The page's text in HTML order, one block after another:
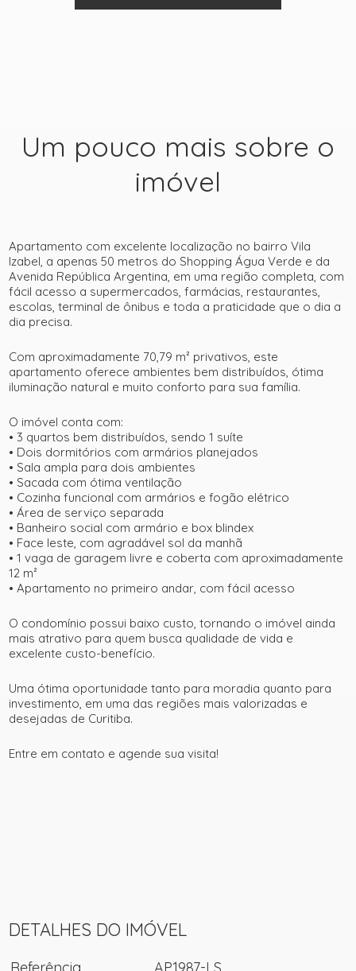
+ 24
ver mais fotos
Um pouco mais sobre o
imóvel
Apartamento com excelente localização no bairro Vila
Izabel, a apenas 50 metros do Shopping Água Verde e da
Avenida República Argentina, em uma região completa, com
fácil acesso a supermercados, farmácias, restaurantes,
escolas, terminal de ônibus e toda a praticidade que o dia a
dia precisa.
Com aproximadamente 70,79 m² privativos, este
apartamento oferece ambientes bem distribuídos, ótima
iluminação natural e muito conforto para sua família.
O imóvel conta com:
• 3 quartos bem distribuídos, sendo 1 suíte
• Dois dormitórios com armários planejados
• Sala ampla para dois ambientes
• Sacada com ótima ventilação
• Cozinha funcional com armários e fogão elétrico
• Área de serviço separada
• Banheiro social com armário e box blindex
• Face leste, com agradável sol da manhã
• 1 vaga de garagem livre e coberta com aproximadamente
12 m²
• Apartamento no primeiro andar, com fácil acesso
O condomínio possui baixo custo, tornando o imóvel ainda
mais atrativo para quem busca qualidade de vida e
excelente custo-benefício.
Uma ótima oportunidade tanto para moradia quanto para
investimento, em uma das regiões mais valorizadas e
desejadas de Curitiba.
Entre em contato e agende sua visita!
DETALHES DO IMÓVEL